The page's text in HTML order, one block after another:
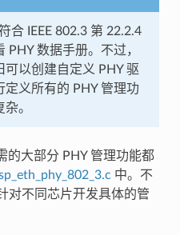
合 IEEE 802.3 第 22.2.4
数据手册。不过，
以创建自定义 PHY 驱
义所有的 PHY 管理功
。
的大部分 PHY 管理功能都
中。不
对不同芯片开发具体的管